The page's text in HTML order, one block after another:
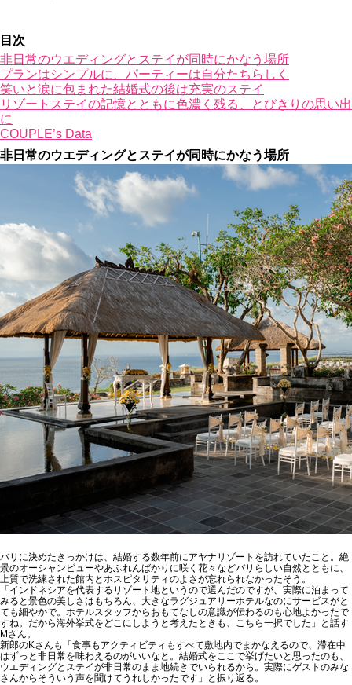
目次
非日常のウエディングとステイが同時にかなう場所
プランはシンプルに、パーティーは自分たちらしく
笑いと涙に包まれた結婚式の後は充実のステイ
リゾートステイの記憶とともに色濃く残る、とびきりの思い出
に
COUPLE’s Data
非日常のウエディングとステイが同時にかなう場所
バリに決めたきっかけは、結婚する数年前にアヤナリゾートを訪れていたこと。絶
景のオーシャンビューやあふれんばかりに咲く花々などバリらしい自然とともに、
上質で洗練された館内とホスピタリティのよさが忘れられなかったそう。
「インドネシアを代表するリゾート地というので選んだのですが、実際に泊まって
みると景色の美しさはもちろん、大きなラグジュアリーホテルなのにサービスがと
ても細やかで。ホテルスタッフからおもてなしの意識が伝わるのも心地よかったで
すね。だから海外挙式をどこにしようと考えたときも、こちら一択でした」と話す
Mさん。
新郎のKさんも「食事もアクティビティもすべて敷地内でまかなえるので、滞在中
はずっと非日常を味わえるのがいいなと。結婚式をここで挙げたいと思ったのも、
ウエディングとステイが非日常のまま地続きでいられるから。実際にゲストのみな
さんからそういう声を聞けてうれしかったです」と振り返る。